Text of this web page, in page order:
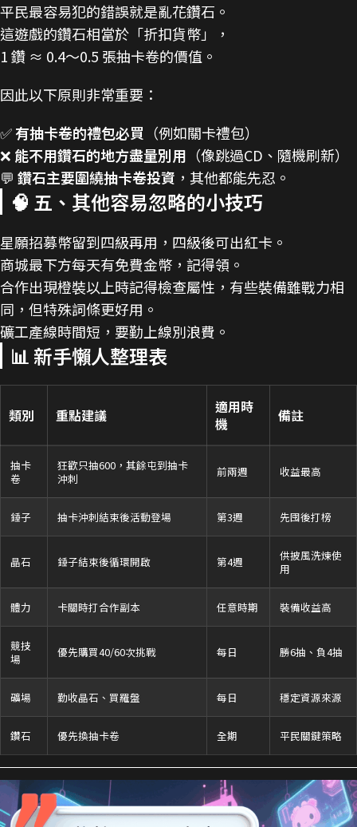
平民最容易犯的錯誤就是亂花鑽石。
這遊戲的鑽石相當於「折扣貨幣」，
1 鑽 ≈ 0.4～0.5 張抽卡卷的價值。
因此以下原則非常重要：
✅有抽卡卷的禮包必買 （例如關卡禮包）
❌ 能不用鑽石的地方盡量別用 （像跳過CD、隨機刷新）
💬 鑽石主要圍繞抽卡卷投資 ，其他都能先忍。
🧠 五、其他容易忽略的小技巧
星願招募幣留到四級再用，四級後可出紅卡。
商城最下方每天有免費金幣，記得領。
合作出現橙裝以上時記得檢查屬性，有些裝備雖戰力相
同，但特殊詞條更好用。
礦工產線時間短，要勤上線別浪費。
📊 新手懶人整理表
類別 重點建議
適用時
機
備註
抽卡
卷
狂歡只抽600，其餘屯到抽卡
沖刺
前兩週 收益最高
錘子 抽卡沖刺結束後活動登場 第3週 先囤後打榜
晶石 錘子結束後循環開啟 第4週
供披風洗煉使
用
體力 卡關時打合作副本 任意時期 裝備收益高
競技
場
優先購買40/60次挑戰 每日 勝6抽、負4抽
礦場 勤收晶石、買羅盤 每日 穩定資源來源
鑽石 優先換抽卡卷 全期 平民關鍵策略